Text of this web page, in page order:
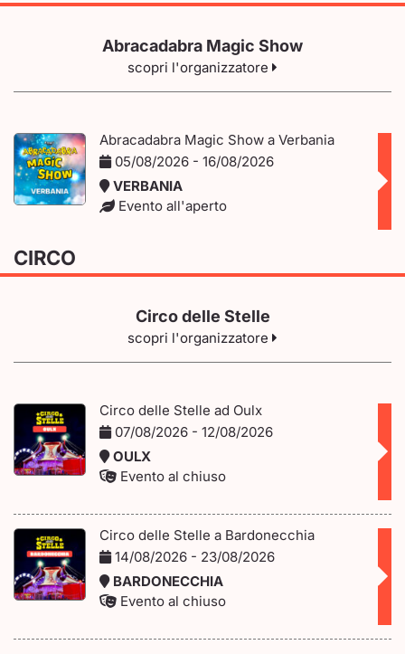
Abracadabra Magic Show
scopri l'organizzatore
Abracadabra Magic Show a Verbania
05/08/2026 - 16/08/2026
VERBANIA
Evento all'aperto
CIRCO
Circo delle Stelle
scopri l'organizzatore
Circo delle Stelle ad Oulx
07/08/2026 - 12/08/2026
OULX
Evento al chiuso
Circo delle Stelle a Bardonecchia
14/08/2026 - 23/08/2026
BARDONECCHIA
Evento al chiuso